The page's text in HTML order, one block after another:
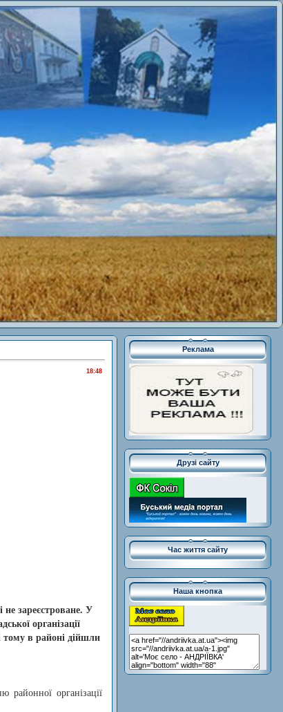
18:48
зареєстроване. У
організації
тому в районі дійшли
організації
Реклама
Друзі сайту
Час життя сайту
Наша кнопка